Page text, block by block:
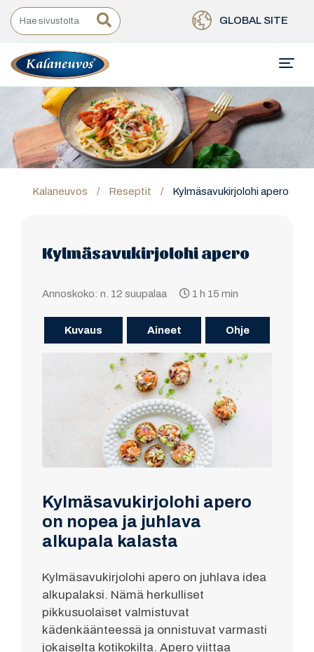
GLOBAL SITE
Kalaneuvos / Reseptit / Kylmäsavukirjolohi apero
Kylmäsavukirjolohi apero
Annoskoko: n. 12 suupalaa 1 h 15 min
Kuvaus Aineet Ohje
Kylmäsavukirjolohi apero
on nopea ja juhlava
alkupala kalasta
Kylmäsavukirjolohi apero on juhlava idea
alkupalaksi. Nämä herkulliset
pikkusuolaiset valmistuvat
kädenkäänteessä ja onnistuvat varmasti
jokaiselta kotikokilta. Apero viittaa